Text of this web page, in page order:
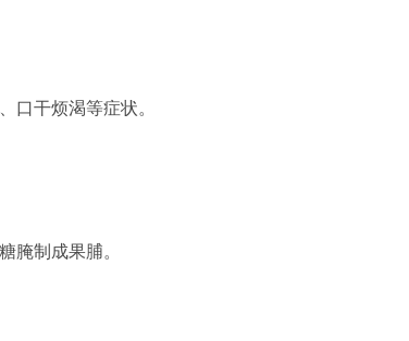
口干烦渴等症状。
腌制成果脯。